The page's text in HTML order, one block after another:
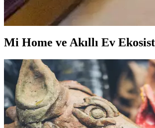
Google Assistant ve Google Home
Mi Home ve Akıllı Ev